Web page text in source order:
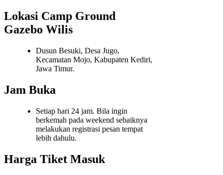
Lokasi Camp Ground
Gazebo Wilis
Dusun Besuki, Desa Jugo,
Kecamatan Mojo, Kabupaten Kediri,
Jawa Timur.
Jam Buka
Setiap hari 24 jam. Bila ingin
berkemah pada weekend sebaiknya
melakukan registrasi pesan tempat
lebih dahulu.
Harga Tiket Masuk